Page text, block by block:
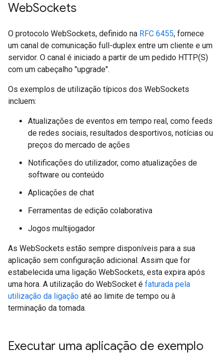
WebSockets
O protocolo WebSockets, definido na RFC 6455, fornece
um canal de comunicação full-duplex entre um cliente e um
servidor. O canal é iniciado a partir de um pedido HTTP(S)
com um cabeçalho "upgrade".
Os exemplos de utilização típicos dos WebSockets
incluem:
Atualizações de eventos em tempo real, como feeds
de redes sociais, resultados desportivos, notícias ou
preços do mercado de ações
Notificações do utilizador, como atualizações de
software ou conteúdo
Aplicações de chat
Ferramentas de edição colaborativa
Jogos multijogador
As WebSockets estão sempre disponíveis para a sua
aplicação sem configuração adicional. Assim que for
estabelecida uma ligação WebSockets, esta expira após
uma hora. A utilização do WebSocket é faturada pela
utilização da ligação até ao limite de tempo ou à
terminação da tomada.
Executar uma aplicação de exemplo